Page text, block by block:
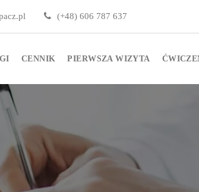
(+48) 606 787 637
CENNIK PIERWSZA WIZYTA